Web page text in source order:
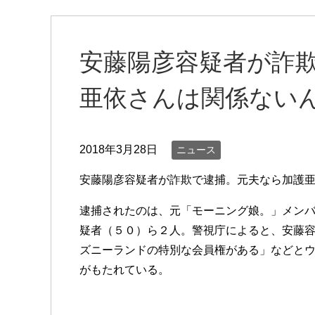
安藤陽彦容疑者が詐
亜依さんは関係ない
2018年3月28日 ニュース
安藤陽彦容疑者が詐欺で逮捕。元夫なら加護
逮捕されたのは、元「モーニング娘。」メン
疑者（５０）ら２人。警視庁によると、安藤
ズニーランドの特別な会員権がある」などと
がもたれている。